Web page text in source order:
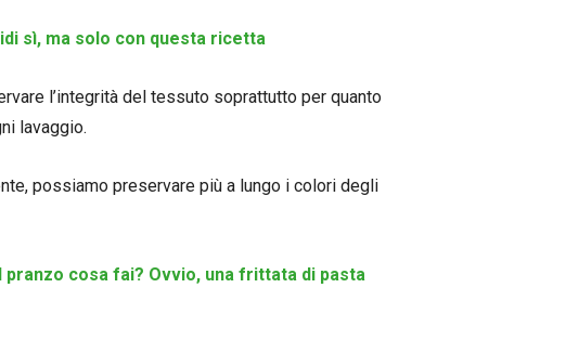
sì, ma solo con questa ricetta
l’integrità del tessuto soprattutto per quanto
lavaggio.
possiamo preservare più a lungo i colori degli
cosa fai? Ovvio, una frittata di pasta